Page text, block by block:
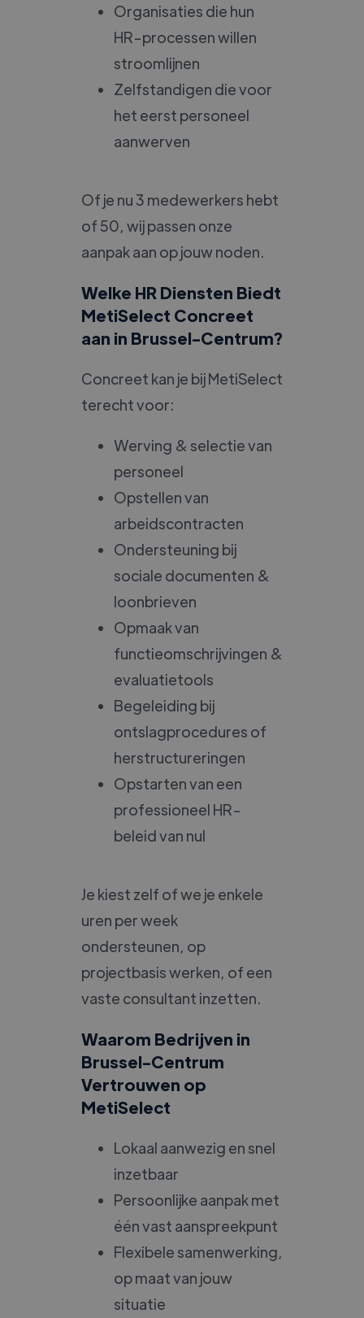
Organisaties die hun
HR-processen willen
stroomlijnen
Zelfstandigen die voor
het eerst personeel
aanwerven
Of je nu 3 medewerkers hebt
of 50, wij passen onze
aanpak aan op jouw noden.
Welke HR Diensten Biedt
MetiSelect Concreet
aan in Brussel-Centrum?
Concreet kan je bij MetiSelect
terecht voor:
Werving & selectie van
personeel
Opstellen van
arbeidscontracten
Ondersteuning bij
sociale documenten &
loonbrieven
Opmaak van
functieomschrijvingen &
evaluatietools
Begeleiding bij
ontslagprocedures of
herstructureringen
Opstarten van een
professioneel HR-
beleid van nul
Je kiest zelf of we je enkele
uren per week
ondersteunen, op
projectbasis werken, of een
vaste consultant inzetten.
Waarom Bedrijven in
Brussel-Centrum
Vertrouwen op
MetiSelect
Lokaal aanwezig en snel
inzetbaar
Persoonlijke aanpak met
één vast aanspreekpunt
Flexibele samenwerking,
op maat van jouw
situatie